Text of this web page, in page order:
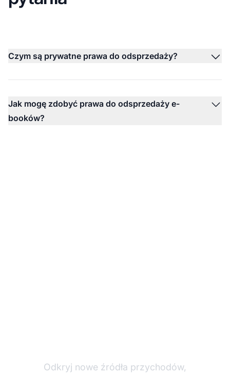
Czym są prywatne prawa do odsprzedaży?
Jak mogę zdobyć prawa do odsprzedaży e-
booków?
Odkryj nowe źródła przychodów,